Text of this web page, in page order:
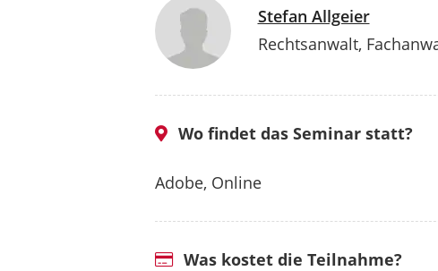
Stefan Allgeier
Rechtsanwalt,
Wo findet das Seminar statt?
Adobe, Online
Was kostet die Teilnahme?